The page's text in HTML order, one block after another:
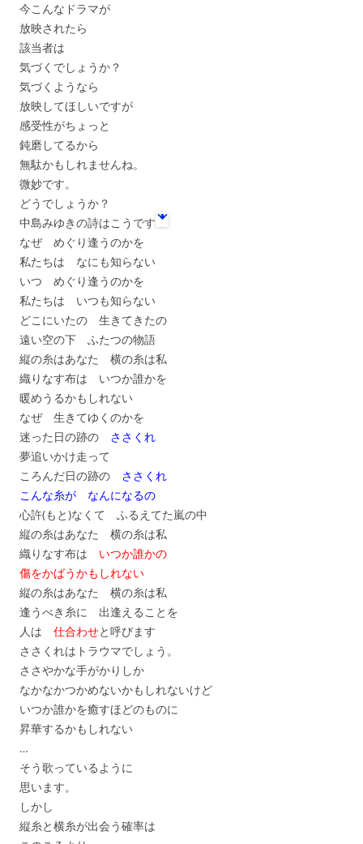
今こんなドラマが
放映されたら
該当者は
気づくでしょうか？
気づくようなら
放映してほしいですが
感受性がちょっと
鈍磨してるから
無駄かもしれませんね。
微妙です。
どうでしょうか？
中島みゆきの詩はこうです
なぜ めぐり逢うのかを
私たちは なにも知らない
いつ めぐり逢うのかを
私たちは いつも知らない
どこにいたの 生きてきたの
遠い空の下 ふたつの物語
縦の糸はあなた 横の糸は私
織りなす布は いつか誰かを
暖めうるかもしれない
なぜ 生きてゆくのかを
迷った日の跡の ささくれ
夢追いかけ走って
ころんだ日の跡の ささくれ
こんな糸が なんになるの
心許(もと)なくて ふるえてた嵐の中
縦の糸はあなた 横の糸は私
織りなす布は いつか誰かの
傷をかばうかもしれない
縦の糸はあなた 横の糸は私
逢うべき糸に 出逢えることを
人は 仕合わせと呼びます
ささくれはトラウマでしょう。
ささやかな手がかりしか
なかなかつかめないかもしれないけど
いつか誰かを癒すほどのものに
昇華するかもしれない
…
そう歌っているように
思います。
しかし
縦糸と横糸が出会う確率は